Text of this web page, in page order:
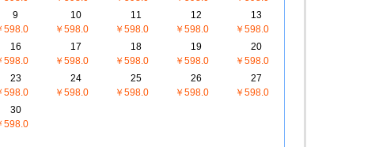
9
598.0
10
￥598.0
11
￥598.0
12
￥598.0
13
￥598.0
16
598.0
17
￥598.0
18
￥598.0
19
￥598.0
20
￥598.0
23
598.0
24
￥598.0
25
￥598.0
26
￥598.0
27
￥598.0
30
598.0